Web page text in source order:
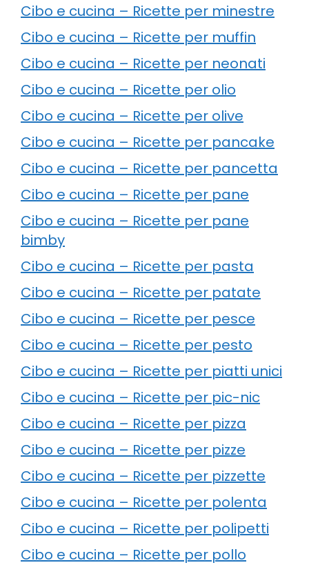
Cibo e cucina – Ricette per minestre
Cibo e cucina – Ricette per muffin
Cibo e cucina – Ricette per neonati
Cibo e cucina – Ricette per olio
Cibo e cucina – Ricette per olive
Cibo e cucina – Ricette per pancake
Cibo e cucina – Ricette per pancetta
Cibo e cucina – Ricette per pane
Cibo e cucina – Ricette per pane
bimby
Cibo e cucina – Ricette per pasta
Cibo e cucina – Ricette per patate
Cibo e cucina – Ricette per pesce
Cibo e cucina – Ricette per pesto
Cibo e cucina – Ricette per piatti unici
Cibo e cucina – Ricette per pic-nic
Cibo e cucina – Ricette per pizza
Cibo e cucina – Ricette per pizze
Cibo e cucina – Ricette per pizzette
Cibo e cucina – Ricette per polenta
Cibo e cucina – Ricette per polipetti
Cibo e cucina – Ricette per pollo